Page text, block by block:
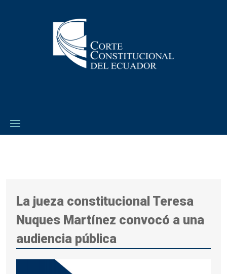
La jueza constitucional Teresa
Nuques Martínez convocó a una
audiencia pública